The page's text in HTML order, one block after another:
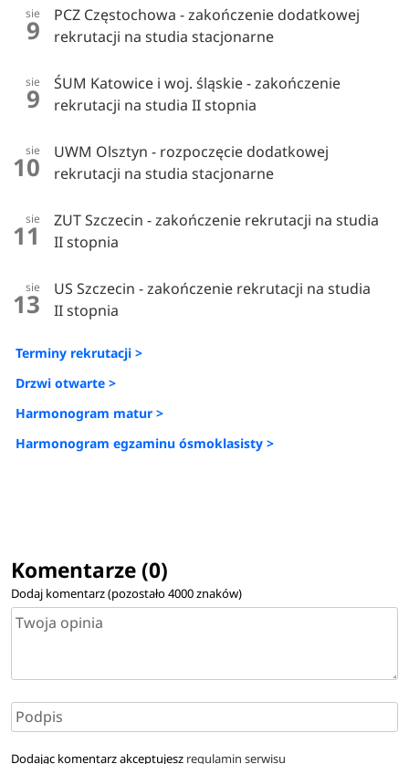
sie
9
PCZ Częstochowa - zakończenie dodatkowej
rekrutacji na studia stacjonarne
sie
9
ŚUM Katowice i woj. śląskie - zakończenie
rekrutacji na studia II stopnia
sie
10
UWM Olsztyn - rozpoczęcie dodatkowej
rekrutacji na studia stacjonarne
sie
11
ZUT Szczecin - zakończenie rekrutacji na studia
II stopnia
sie
13
US Szczecin - zakończenie rekrutacji na studia
II stopnia
Terminy rekrutacji >
Drzwi otwarte >
Harmonogram matur >
Harmonogram egzaminu ósmoklasisty >
Komentarze (0)
Dodaj komentarz (pozostało4000znaków)
Dodając komentarz akceptujesz regulamin serwisu